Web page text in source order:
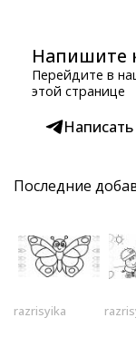
Напишите
Перейдите в
этой странице
Написать
Последние
razrisyika